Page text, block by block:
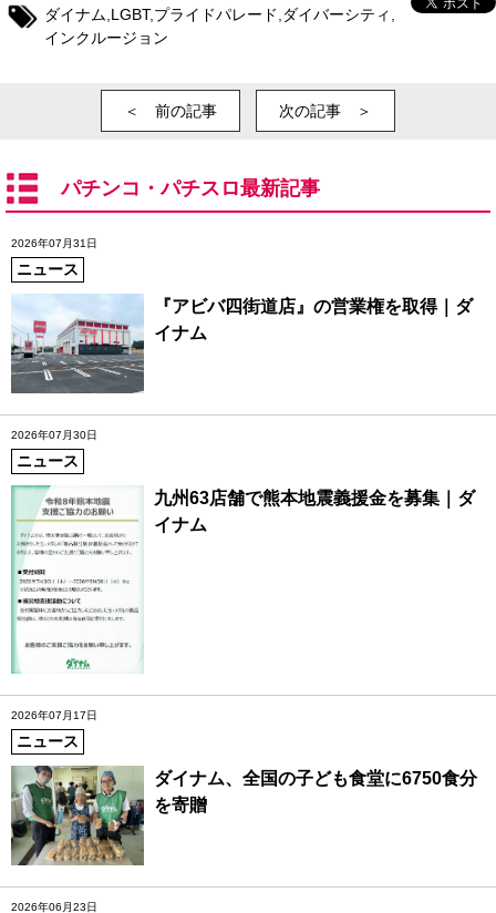
ダイナム LGBT,プライドパレード ダイバーシティ
インクルージョン
＜ 前の記事 次の記事 ＞
パチンコ・パチスロ最新記事
2026年07月31日
ニュース
『アビバ四街道店』の営業権を取得｜ダ
イナム
2026年07月30日
ニュース
九州63店舗で熊本地震義援金を募集｜ダ
イナム
2026年07月17日
ニュース
ダイナム、全国の子ども食堂に6750食分
を寄贈
2026年06月23日